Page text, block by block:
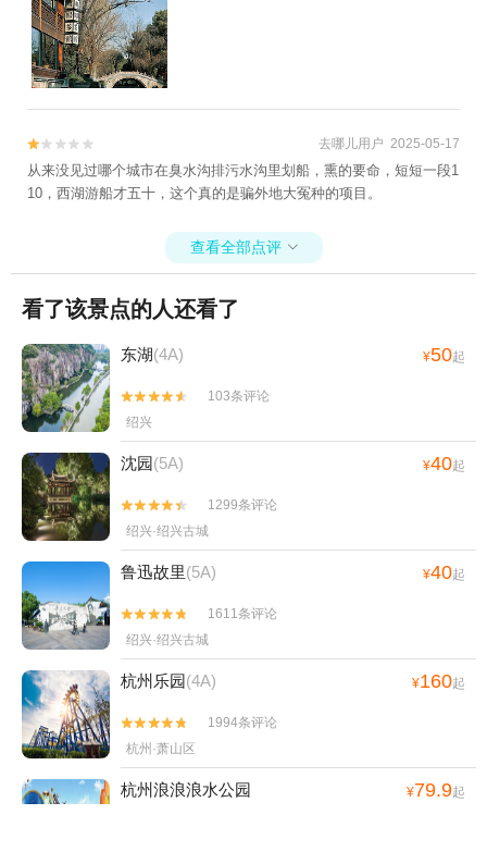

 去哪儿用户 2025-05-17
从来没见过哪个城市在臭水沟排污水沟里划船，熏的要命，短短一段1
10，西湖游船才五十，这个真的是骗外地大冤种的项目。
查看全部点评 
看了该景点的人还看了
东湖(4A) ¥50起


103条评论
绍兴
沈园(5A) ¥40起


1299条评论
绍兴·绍兴古城
鲁迅故里(5A) ¥40起


1611条评论
绍兴·绍兴古城
杭州乐园(4A) ¥160起


1994条评论
杭州·萧山区
杭州浪浪浪水公园 ¥79.9起